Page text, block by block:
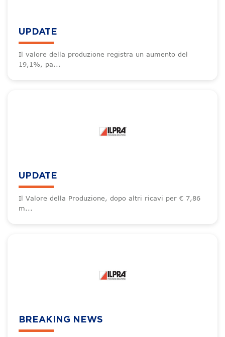
UPDATE
Il valore della produzione registra un aumento del
19,1%, pa...
UPDATE
Il Valore della Produzione, dopo altri ricavi per € 7,86
m...
BREAKING NEWS